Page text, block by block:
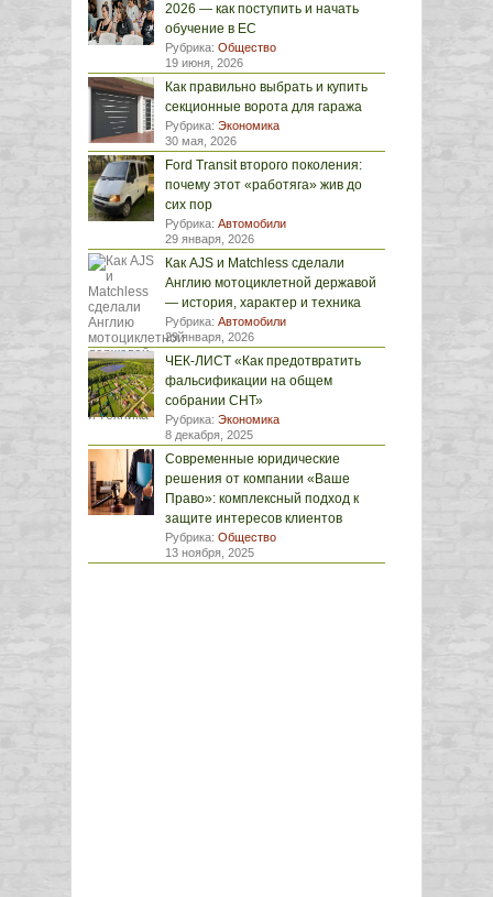
2026 — как поступить и начать
обучение в ЕС
Рубрика: Общество
19 июня, 2026
Как правильно выбрать и купить
секционные ворота для гаража
Рубрика: Экономика
30 мая, 2026
Ford Transit второго поколения:
почему этот «работяга» жив до
сих пор
Рубрика: Автомобили
29 января, 2026
Как AJS и Matchless сделали
Англию мотоциклетной державой
— история, характер и техника
Рубрика: Автомобили
29 января, 2026
ЧЕК-ЛИСТ «Как предотвратить
фальсификации на общем
собрании СНТ»
Рубрика: Экономика
8 декабря, 2025
Современные юридические
решения от компании «Ваше
Право»: комплексный подход к
защите интересов клиентов
Рубрика: Общество
13 ноября, 2025